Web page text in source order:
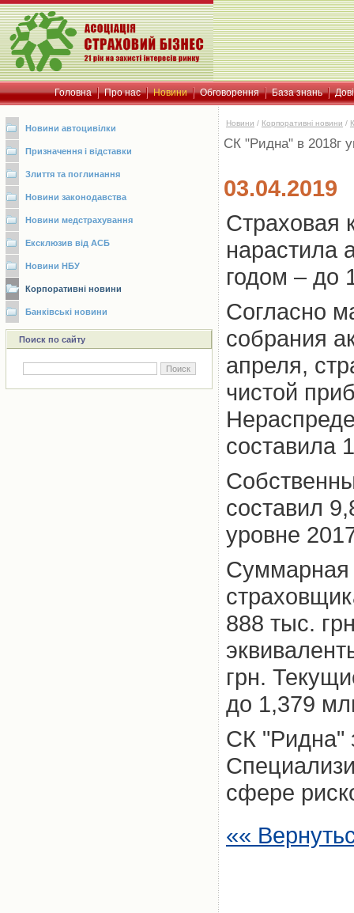
Головна Про нас Новини Обговорення База знань
Новини автоцивілки
Призначення і відставки
Злиття та поглинання
Новини законодавства
Новини медстрахування
Ексклюзив від АСБ
Новини НБУ
Корпоративні новини
Банківські новини
Поиск по сайту
Новини / Корпоративні новини /
СК "Ридна" в 2018г
03.04.2019
Страховая
нарастила
годом – до
Согласно
собрания
апреля,
чистой
составила
составил
уровне
Суммарная
888 тыс.
грн.
до 1,379
СК "Ридна"
сфере
««